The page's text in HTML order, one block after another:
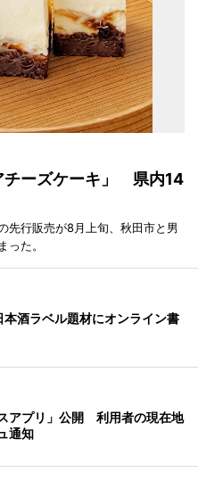
チーズケーキ」 県内14
先行販売が8月上旬、秋田市と男
った。
酒ラベル題材にオンライン書
アプリ」公開 利用者の現在地
通知